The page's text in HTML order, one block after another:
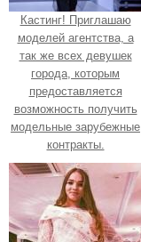
Кастинг! Приглашаю
моделей агентства, а
так же всех девушек
города, которым
предоставляется
возможность получить
модельные зарубежные
контракты.